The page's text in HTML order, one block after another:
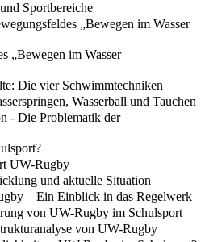
Sportbereiche
„Bewegen im Wasser
„Bewegen im Wasser –
Die vier Schwimmtechniken
Wasserball und Tauchen
- Die Problematik der
UW-Rugby
und aktuelle Situation
– Ein Einblick in das Regelwerk
von UW-Rugby im Schulsport
von UW-Rugby